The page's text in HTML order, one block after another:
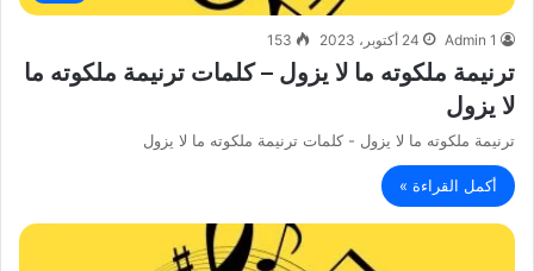
Admin 1 24 أكتوبر، 2023 153
ترنيمة ملكوته ما لا يزول – كلمات ترنيمة ملكوته ما
لا يزول
ترنيمة ملكوته ما لا يزول - كلمات ترنيمة ملكوته ما لا يزول
أكمل القراءة »